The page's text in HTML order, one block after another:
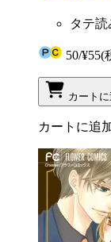
タテ読
50/¥55(
カート
カートに追